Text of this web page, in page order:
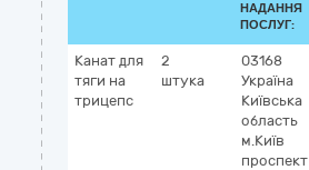
НАДАННЯ
ПОСЛУГ:
Канат для
тяги на
трицепс
2
штука
03168
Україна
Київська
область
м.Київ
проспект